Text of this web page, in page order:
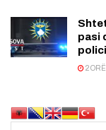
pasi
2